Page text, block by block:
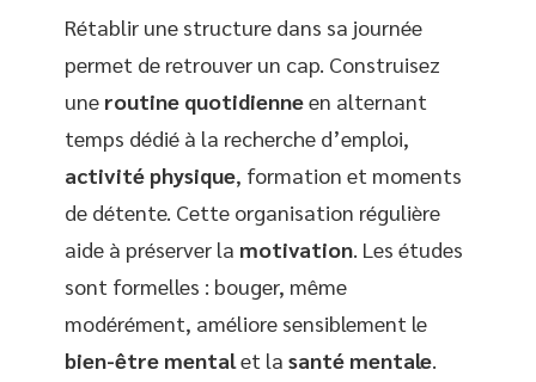
Rétablir une structure dans sa journée
permet de retrouver un cap. Construisez
une routine quotidienneen alternant
temps dédié à la recherche d’emploi,
activité physique, formation et moments
de détente. Cette organisation régulière
aide à préserver la motivation. Les études
sont formelles : bouger, même
modérément, améliore sensiblement le
bien-être mentalet la santé mentale.